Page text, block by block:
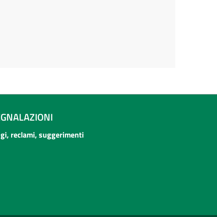
reclami, suggerimenti